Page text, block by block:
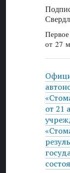
от 27
от 21